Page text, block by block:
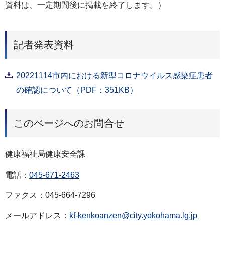
資料は、一定期間後に掲載を終了します。）
記者発表資料
20221114市内における新型コロナウイルス感染症患者
の確認について（PDF：351KB）
このページへのお問合せ
健康福祉局健康安全課
電話： 045-671-2463
ファクス：045-664-7296
メールアドレス： kf-kenkoanzen@city.yokohama.lg.jp